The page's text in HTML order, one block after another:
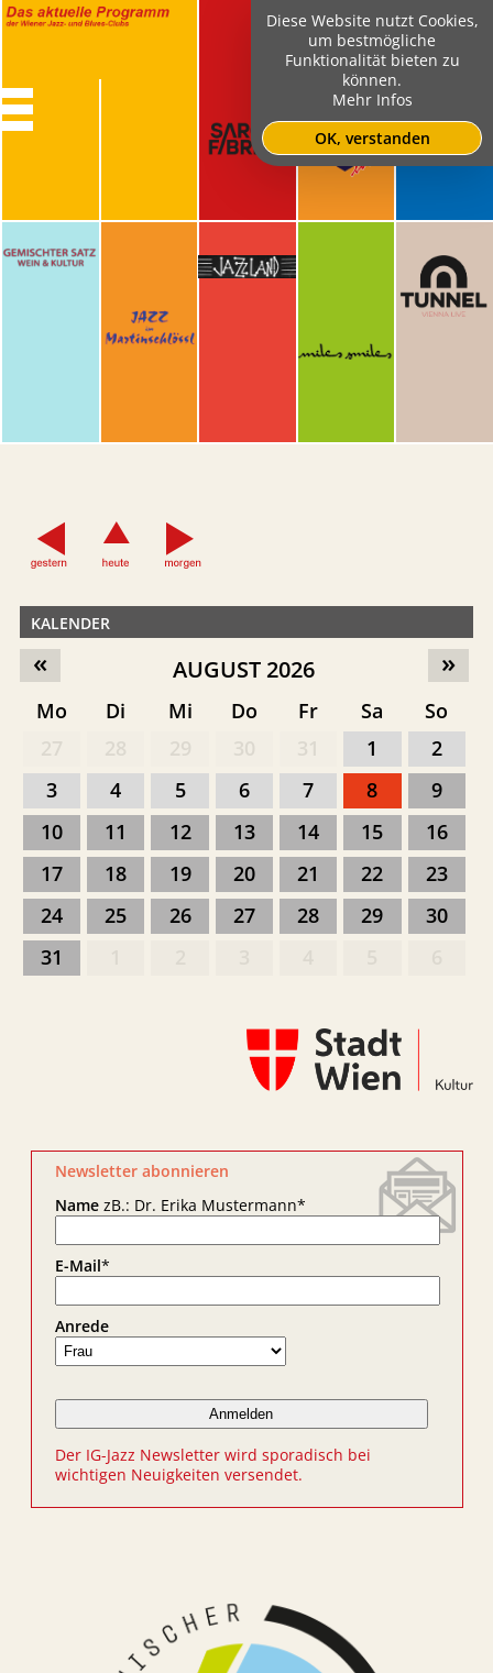
KALENDER
»
« AUGUST 2026
Mo Di Mi Do Fr Sa
So
1
2
3
4 5 6 7 8
9
10
11 12 13 14 15
16
17
18 19 20 21 22
23
24
25 26 27 28 29
30
31
Newsletter abonnieren
NamezB.: Dr. Erika Mustermann*
E-Mail*
Anrede
Der IG-Jazz Newsletter wird sporadisch bei
wichtigen Neuigkeiten versendet.
Diese Website nutzt Cookies,
um bestmögliche
Funktionalität bieten zu
können.
Mehr Infos
OK, verstanden